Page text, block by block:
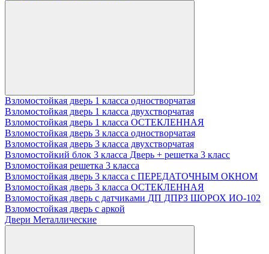
Взломостойкая дверь 1 класса одностворчатая
Взломостойкая дверь 1 класса двухстворчатая
Взломостойкая дверь 1 класса ОСТЕКЛЕННАЯ
Взломостойкая дверь 3 класса одностворчатая
Взломостойкая дверь 3 класса двухстворчатая
Взломостойкий блок 3 класса Дверь + решетка 3 класс
Взломостойкая решетка 3 класса
Взломостойкая дверь 3 класса с ПЕРЕДАТОЧНЫМ ОКНОМ
Взломостойкая дверь 3 класса ОСТЕКЛЕННАЯ
Взломостойкая дверь с датчиками ДП ДПРЗ ШОРОХ ИО-102
Взломостойкая дверь с аркой
Двери Металлические